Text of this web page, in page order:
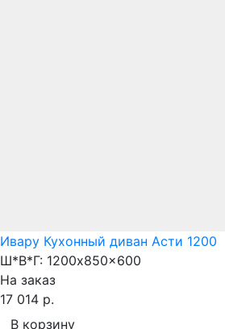
Ивару Кухонный диван Асти 1200
Ш*В*Г: 1200x850x600
На заказ
17 014 р.
В корзину